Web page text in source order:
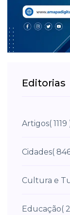
Editorias
Artigos( 1119
Cidades(
Cultura e
Educação(